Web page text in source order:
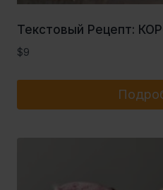
Текстовый Рецепт:
$9